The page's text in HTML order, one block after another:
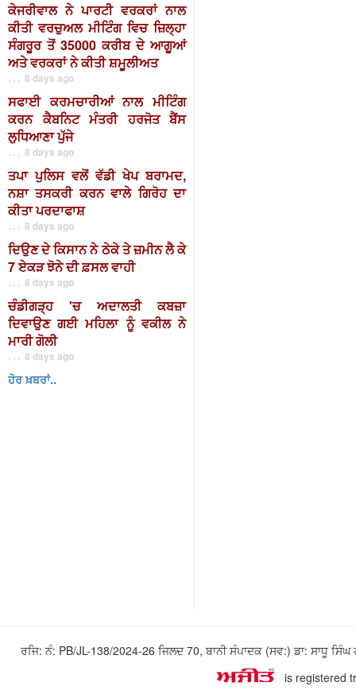
ਕੇਜਰੀਵਾਲ ਨੇ ਪਾਰਟੀ ਵਰਕਰਾਂ ਨਾਲ
ਕੀਤੀ ਵਰਚੁਅਲ ਮੀਟਿੰਗ ਵਿਚ ਜ਼ਿਲ੍ਹਾ
ਸੰਗਰੂਰ ਤੋਂ 35000 ਕਰੀਬ ਦੇ ਆਗੂਆਂ
ਅਤੇ ਵਰਕਰਾਂ ਨੇ ਕੀਤੀ ਸ਼ਮੂਲੀਅਤ
. . . 8 days ago
ਸਫਾਈ ਕਰਮਚਾਰੀਆਂ ਨਾਲ ਮੀਟਿੰਗ
ਕਰਨ ਕੈਬਨਿਟ ਮੰਤਰੀ ਹਰਜੋਤ ਬੈਂਸ
ਲੁਧਿਆਣਾ ਪੁੱਜੇ
. . . 8 days ago
ਤਪਾ ਪੁਲਿਸ ਵਲੋਂ ਵੱਡੀ ਖੇਪ ਬਰਾਮਦ,
ਨਸ਼ਾ ਤਸਕਰੀ ਕਰਨ ਵਾਲੇ ਗਿਰੋਹ ਦਾ
ਕੀਤਾ ਪਰਦਾਫਾਸ਼
. . . 8 days ago
ਦਿਉਣ ਦੇ ਕਿਸਾਨ ਨੇ ਠੇਕੇ ਤੇ ਜ਼ਮੀਨ ਲੈ ਕੇ
7 ਏਕੜ ਝੋਨੇ ਦੀ ਫ਼ਸਲ ਵਾਹੀ
. . . 8 days ago
ਚੰਡੀਗੜ੍ਹ 'ਚ ਅਦਾਲਤੀ ਕਬਜ਼ਾ
ਦਿਵਾਉਣ ਗਈ ਮਹਿਲਾ ਨੂੰ ਵਕੀਲ ਨੇ
ਮਾਰੀ ਗੋਲੀ
. . . 8 days ago
ਹੋਰ ਖ਼ਬਰਾਂ..
ਰਜਿ: ਨੰ: PB/JL-138/2024-26 ਜਿਲਦ 70, ਬਾਨੀ ਸੰਪਾਦਕ (ਸਵ:) ਡਾ: ਸਾਧੂ
is registered